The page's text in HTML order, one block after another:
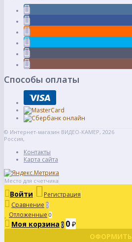
Способы оплаты
© Интернет-магазин ВИДЕО-КАМЕР, 2026
Россия,
Контакты
Карта сайта
Место для счетчика
Войти
Регистрация
Сравнение 0
Отложенные 0
Моя корзина 0 0 ₽
ОФОРМИТЬ